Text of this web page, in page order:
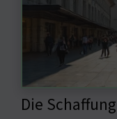
Die